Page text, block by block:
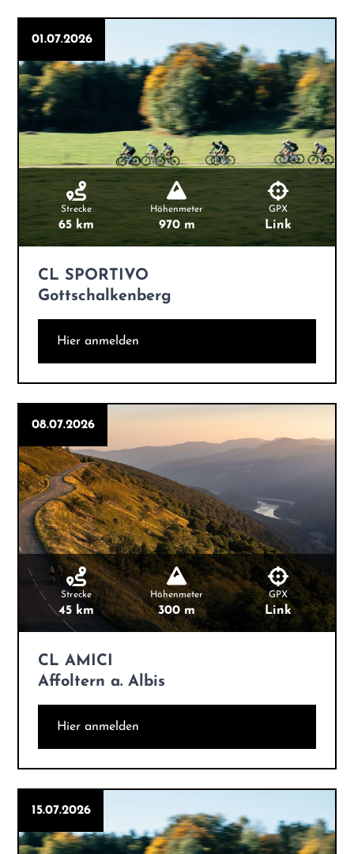
01.07.2026
Strecke
65 km
Höhenmeter
970 m
GPX
Link
CL SPORTIVO
Gottschalkenberg
Hier anmelden
08.07.2026
Strecke
45 km
Höhenmeter
300 m
GPX
Link
CL AMICI
Affoltern a. Albis
Hier anmelden
15.07.2026